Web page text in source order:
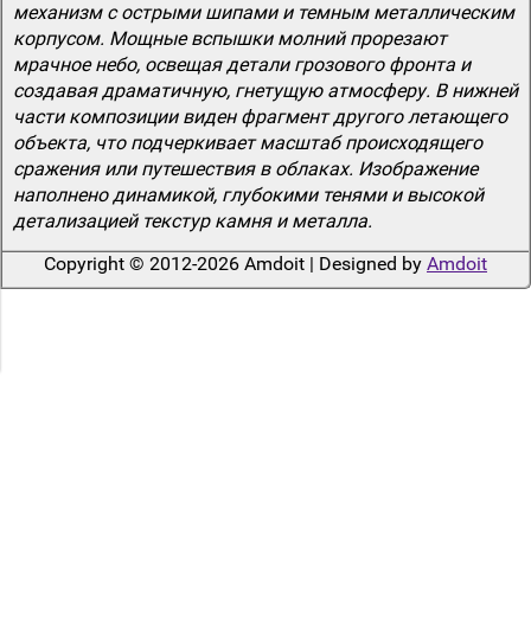
механизм с острыми шипами и темным металлическим
корпусом. Мощные вспышки молний прорезают
мрачное небо, освещая детали грозового фронта и
создавая драматичную, гнетущую атмосферу. В нижней
части композиции виден фрагмент другого летающего
объекта, что подчеркивает масштаб происходящего
сражения или путешествия в облаках. Изображение
наполнено динамикой, глубокими тенями и высокой
детализацией текстур камня и металла.
Copyright © 2012-2026 Amdoit | Designed by Amdoit